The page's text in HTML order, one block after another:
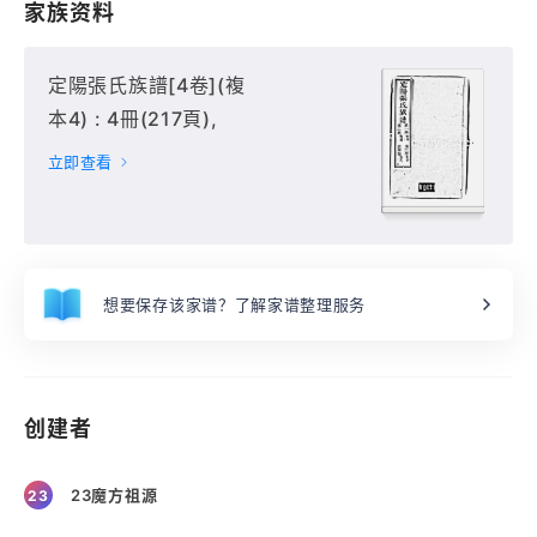
家族资料
定陽張氏族譜[4卷](複
本4) : 4冊(217頁),
立即查看
想要保存该家谱？了解家谱整理服务
创建者
23 23魔方祖源